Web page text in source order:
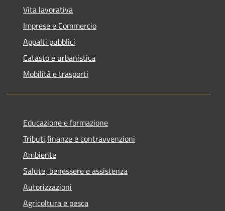
Vita lavorativa
Imprese e Commercio
Appalti pubblici
Catasto e urbanistica
Mobilità e trasporti
Educazione e formazione
Tributi,finanze e contravvenzioni
Ambiente
Salute, benessere e assistenza
Autorizzazioni
Agricoltura e pesca